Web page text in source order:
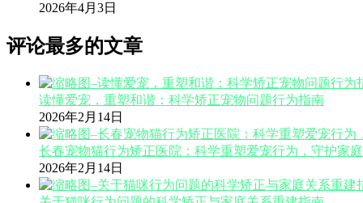
2026年4月3日
评论最多的文章
读懂爱宠，重塑和谐：科学矫正宠物问题行为指南
2026年2月14日
长春宠物猫行为矫正医院：科学重塑爱宠行为，守护家
2026年2月14日